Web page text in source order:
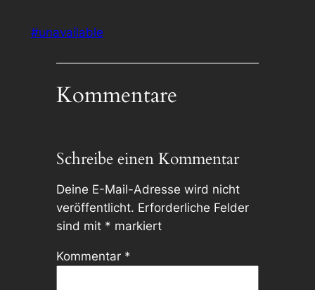
#unavailable
Kommentare
Schreibe einen Kommentar
Deine E-Mail-Adresse wird nicht
veröffentlicht. Erforderliche Felder
sind mit * markiert
Kommentar *